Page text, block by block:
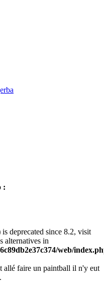
:
deprecated since 8.2, visit
alternatives in
web/
allé faire un paintball il n'y eut